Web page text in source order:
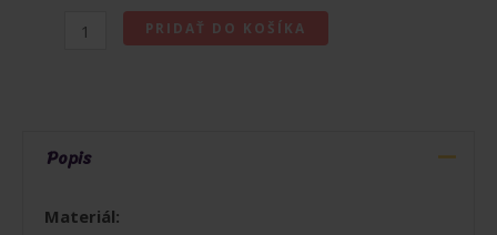
množstvo
PRIDAŤ DO KOŠÍKA
Popis
Materiál: